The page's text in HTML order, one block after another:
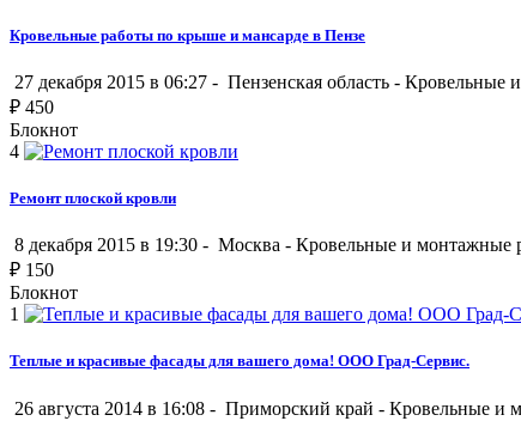
Кровельные работы по крыше и мансарде в Пензе
27 декабря 2015 в 06:27 - Пензенская область - Кровельные
₽ 450
Блокнот
4
Ремонт плоской кровли
8 декабря 2015 в 19:30 - Москва - Кровельные и монтажные
₽ 150
Блокнот
1
Теплые и красивые фасады для вашего дома! ООО Град-Сервис.
26 августа 2014 в 16:08 - Приморский край - Кровельные и